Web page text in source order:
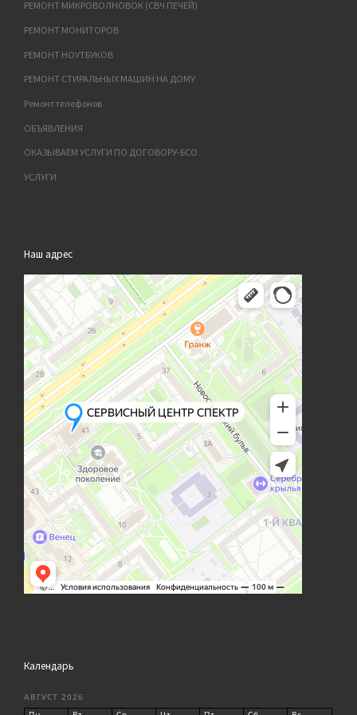
РЕМОНТ МИКРОВОЛНОВОК (СВЧ ПЕЧЕЙ)
РЕМОНТ МОНИТОРОВ
РЕМОНТ НОУТБУКОВ
РЕМОНТ СТИРАЛЬНЫХ МАШИН НА ДОМУ
Ремонт телефонов
ОБЪЯВЛЕНИЯ
ОКАЗЫВАЕМ УСЛУГИ ПО ДОГОВОРУ-БСО
УСЛУГИ
Наш адрес
Календарь
АВГУСТ 2026